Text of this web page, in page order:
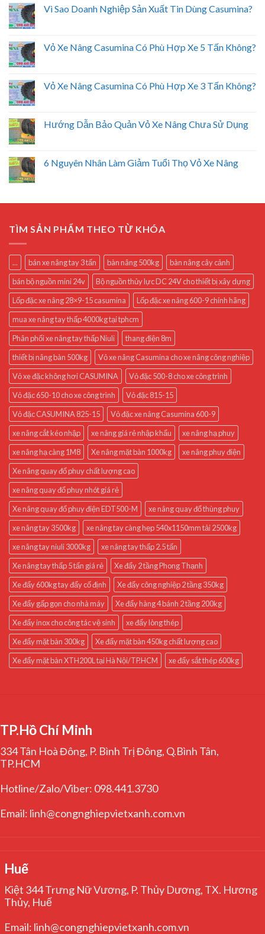
Vì Sao Doanh Nghiệp Sản Xuất Tin Dùng Casumina?
Vỏ Xe Nâng Casumina Có Phù Hợp Xe 5 Tấn Không?
Vỏ Xe Nâng Casumina Có Phù Hợp Xe 3 Tấn Không?
Hướng Dẫn Bảo Quản Vỏ Xe Nâng Chưa Sử Dụng
6 Nguyên Nhân Làm Giảm Tuổi Thọ Vỏ Xe Nâng
TÌM SẢN PHẨM THEO TỪ KHÓA
... bán xe nâng tay 3 tấn bàn nâng 500kg
bàn nâng cây cảnh
bán bộ nguồn mini 24v
Bộ nguồn thủy lực DC 24V cho thiết bị xây dựng
Lốp đặc xe nâng 28×9-15 casumina
Lốp đặc xe nâng 600-9 chính hãng
mua xe nâng tay thấp 4000kg tại tphcm
Phân phối xe nâng tay thấp Niuli
thang điện 8m
thiết bị nâng bàn 500kg
Vỏ xe nâng Casumina cho xe nâng công nghiệp
Vỏ xe đặc không hơi CASUMINA
Vỏ đặc 500-8 cho xe công trình
Vỏ đặc 650-10 cho xe công trình
Vỏ đặc 815-15
Vỏ đặc CASUMINA 825-15
Vỏ đặc xe nâng Casumina 600-9
xe nâng cắt kéo nhập
xe nâng giá rẻ nhập khẩu
xe nâng hạ phuy
xe nâng hạ càng 1M8
Xe nâng mặt bàn 1000kg
xe nâng phuy điện
Xe nâng quay đổ phuy chất lượng cao
xe nâng quay đổ phuy nhót giá rẻ
Xe nâng quay đổ phuy điện EDT500-M
xe nâng quay đổ thùng phuy
xe nâng tay 3500kg
xe nâng tay càng hẹp 540x1150mm tải 2500kg
xe nâng tay niuli 3000kg
xe nâng tay thấp 2.5 tấn
Xe nâng tay thấp 5 tấn giá rẻ
Xe đẩy 2 tầng Phong Thạnh
Xe đẩy 600kg tay đẩy cố định
Xe đẩy công nghiệp 2 tầng 350kg
Xe đẩy gấp gọn cho nhà máy
Xe đẩy hàng 4 bánh 2 tầng 200kg
Xe đẩy inox cho công tác vệ sinh
xe đẩy lòng thép
Xe đẩy mặt bàn 300kg
Xe đẩy mặt bàn 450kg chất lượng cao
Xe đẩy mặt bàn XTH200L tại Hà Nội/TP.HCM
xe đẩy sắt thép 600kg
TP.Hồ Chí Minh
334 Tân Hoà Đông, P. Bình Trị Đông, Q.Bình Tân,
TP.HCM
Hotline/Zalo/Viber: 098.441.3730
Email: linh@congnghiepvietxanh.com.vn
Huế
Kiệt 344 Trưng Nữ Vương, P. Thủy Dương, TX. Hương
Thủy, Huế
Email: linh@congnghiepvietxanh.com.vn